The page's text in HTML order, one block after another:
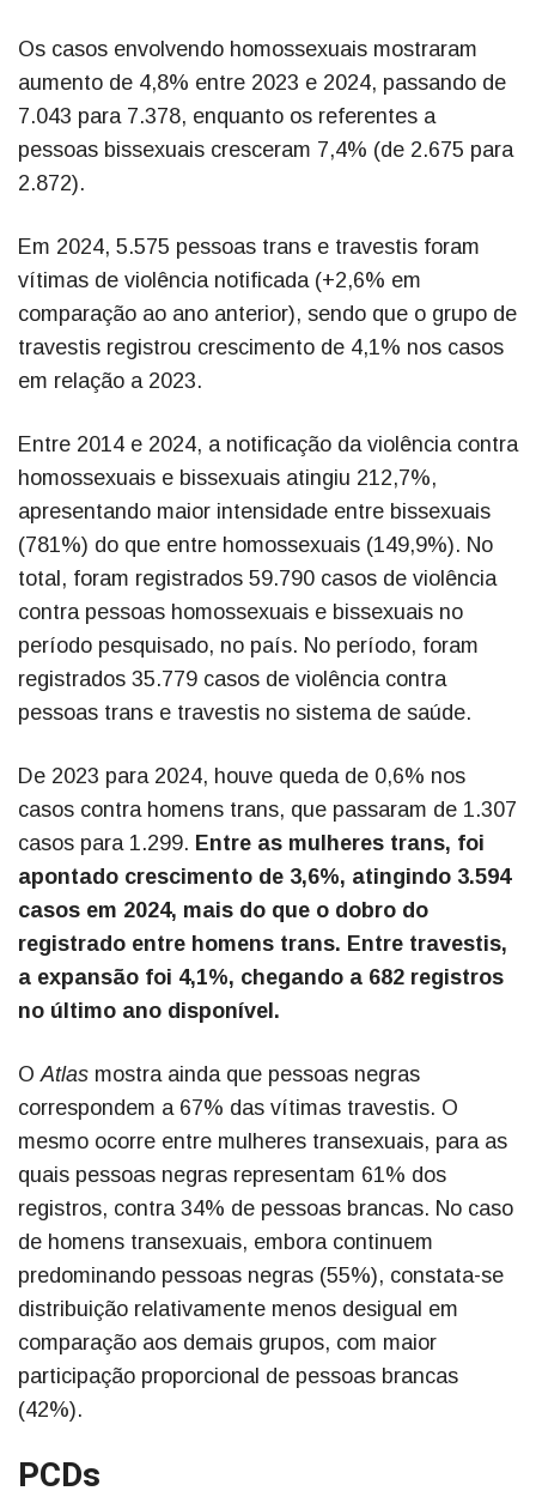
Os casos envolvendo homossexuais mostraram
aumento de 4,8% entre 2023 e 2024, passando de
7.043 para 7.378, enquanto os referentes a
pessoas bissexuais cresceram 7,4% (de 2.675 para
2.872).
Em 2024, 5.575 pessoas trans e travestis foram
vítimas de violência notificada (+2,6% em
comparação ao ano anterior), sendo que o grupo de
travestis registrou crescimento de 4,1% nos casos
em relação a 2023.
Entre 2014 e 2024, a notificação da violência contra
homossexuais e bissexuais atingiu 212,7%,
apresentando maior intensidade entre bissexuais
(781%) do que entre homossexuais (149,9%). No
total, foram registrados 59.790 casos de violência
contra pessoas homossexuais e bissexuais no
período pesquisado, no país. No período, foram
registrados 35.779 casos de violência contra
pessoas trans e travestis no sistema de saúde.
De 2023 para 2024, houve queda de 0,6% nos
casos contra homens trans, que passaram de 1.307
casos para 1.299. Entre as mulheres trans, foi
apontado crescimento de 3,6%, atingindo 3.594
casos em 2024, mais do que o dobro do
registrado entre homens trans. Entre travestis,
a expansão foi 4,1%, chegando a 682 registros
no último ano disponível.
OAtlas mostra ainda que pessoas negras
correspondem a 67% das vítimas travestis. O
mesmo ocorre entre mulheres transexuais, para as
quais pessoas negras representam 61% dos
registros, contra 34% de pessoas brancas. No caso
de homens transexuais, embora continuem
predominando pessoas negras (55%), constata-se
distribuição relativamente menos desigual em
comparação aos demais grupos, com maior
participação proporcional de pessoas brancas
(42%).
PCDs